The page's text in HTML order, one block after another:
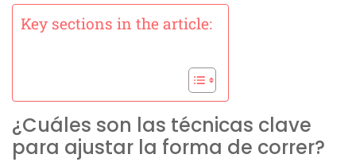
Key sections in the article:
¿Cuáles son las técnicas clave
para ajustar la forma de correr?